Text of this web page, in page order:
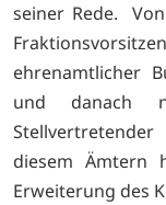
seiner Rede.
ehrenamtlicher
und danach
diesem Ämtern
Erweiterung des